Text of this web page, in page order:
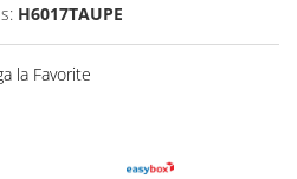
H6017TAUPE
la Favorite